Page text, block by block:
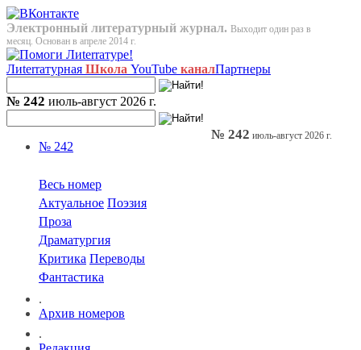
Электронный литературный журнал. Выходит один раз в
месяц. Основан в апреле 2014 г.
Лиterraтурная Школа YouTube каналПартнеры
№ 242 июль-август 2026 г.
№ 242
Весь номер
Актуальное Поэзия
Проза
Драматургия
Критика Переводы
Фантастика
.
Архив номеров
.
№ 242 июль-август 2026 г.